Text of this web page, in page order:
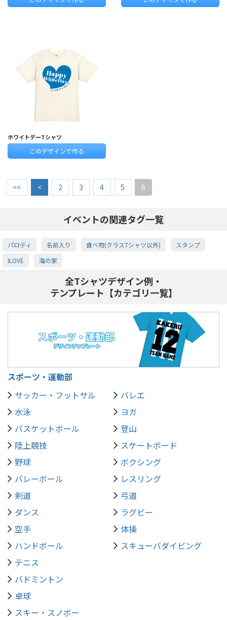
ホワイトデーTシャツ
このデザインで作る
<< < 2 3 4 5 6
イベントの関連タグ一覧
パロディ 名前入り 食べ物(クラスTシャツ以外)
スタンプ
ILOVE
海の家
全Tシャツデザイン例・
テンプレート【カテゴリ一覧】
スポーツ・運動部
サッカー・フットサル
水泳
バスケットボール
陸上競技
野球
バレーボール
剣道
ダンス
空手
ハンドボール
テニス
バドミントン
卓球
スキー・スノボー
バレエ
ヨガ
登山
スケートボード
ボクシング
レスリング
弓道
ラグビー
体操
スキューバダイビング